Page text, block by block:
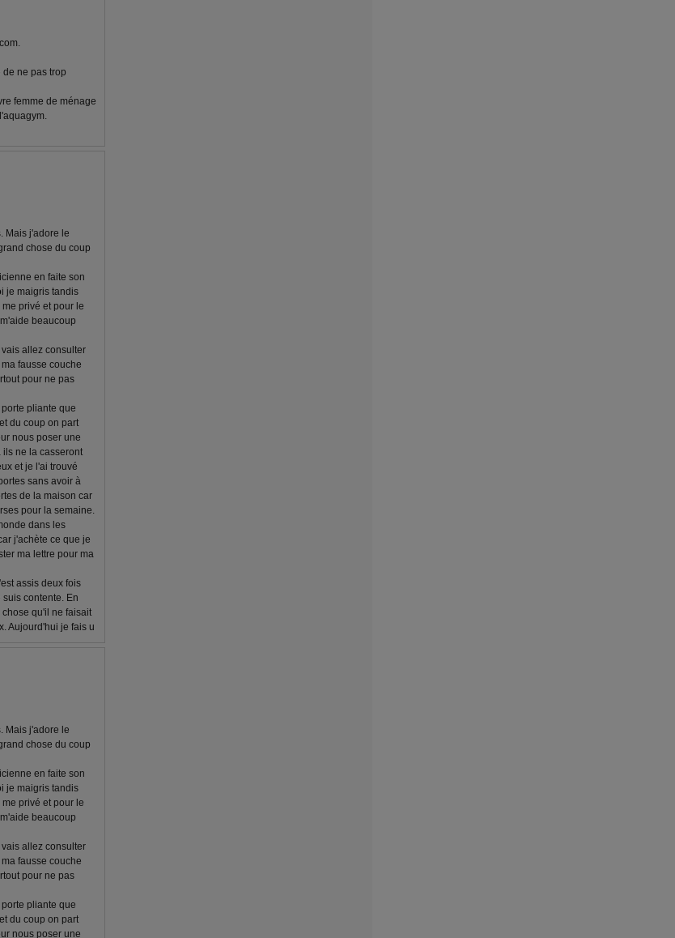
ne pas trop
femme de ménage
Mais j'adore le
chose du coup
en faite son
je maigris tandis
privé et pour le
beaucoup
allez consulter
fausse couche
pour ne pas
pliante que
du coup on part
nous poser une
ne la casseront
et je l'ai trouvé
sans avoir à
de la maison car
pour la semaine.
dans les
j'achète ce que je
ma lettre pour ma
assis deux fois
contente. En
qu'il ne faisait
Aujourd'hui je fais u
Mais j'adore le
chose du coup
en faite son
je maigris tandis
privé et pour le
beaucoup
allez consulter
fausse couche
pour ne pas
pliante que
du coup on part
nous poser une